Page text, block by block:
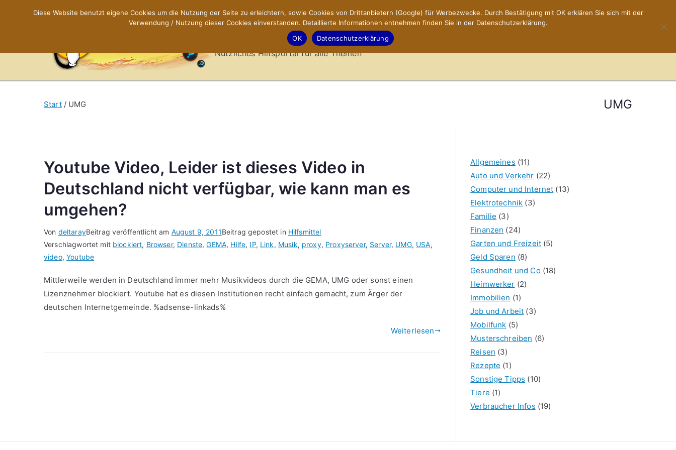
X-Sites.de – Hilfsportal
Nützliches Hilfsportal für alle Themen
UMG
Start UMG
Youtube Video, Leider ist dieses Video in
Deutschland nicht verfügbar, wie kann man es
umgehen?
Von deltarayBeitrag veröffentlicht am August 9, 2011Beitrag gepostet in Hilfsmittel
Verschlagwortet mit blockiert, Browser, Dienste,GEMA, Hilfe, IP, Link, Musik, proxy, Proxyserver, Server, UMG, USA,
video,Youtube
Mittlerweile werden in Deutschland immer mehr Musikvideos durch die GEMA, UMG oder sonst einen
Lizenznehmer blockiert. Youtube hat es diesen Institutionen recht einfach gemacht, zum Ärger der
deutschen Internetgemeinde. %adsense-linkads%
Weiterlesen
Allgemeines (11)
Auto und Verkehr (22)
Computer und Internet (13)
Elektrotechnik (3)
Familie (3)
Finanzen (24)
Garten und Freizeit(5)
Geld Sparen (8)
Gesundheit und Co(18)
Heimwerker (2)
Immobilien (1)
Job und Arbeit (3)
Mobilfunk (5)
Musterschreiben (6)
Reisen (3)
Rezepte (1)
Sonstige Tipps (10)
Tiere (1)
Verbraucher Infos (19)
Diese Website benutzt eigene Cookies um die Nutzung der Seite zu erleichtern, sowie Cookies von Drittanbietern (Google) für Werbezwecke. Durch Bestätigung mit OK erklären Sie sich mit der
Verwendung / Nutzung dieser Cookies einverstanden. Detaillierte Informationen entnehmen finden Sie in der Datenschutzerklärung.
OK
Datenschutzerklärung